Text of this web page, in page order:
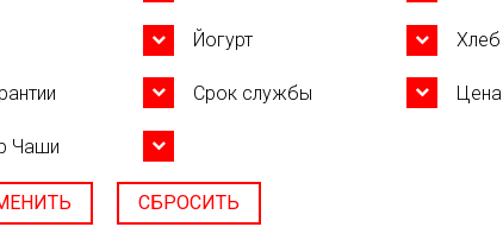
Йогурт Хлеб
Срок службы Цена
Чаши
СБРОСИТЬ